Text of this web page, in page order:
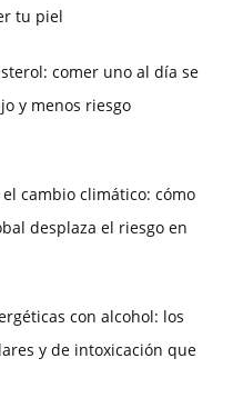
tu piel
comer uno al día se
y menos riesgo
cambio climático: cómo
desplaza el riesgo en
con alcohol: los
y de intoxicación que